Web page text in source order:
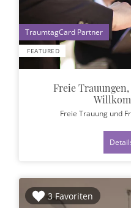
FEATURED
1
Freie
Freie Trauung und
3 Favoriten